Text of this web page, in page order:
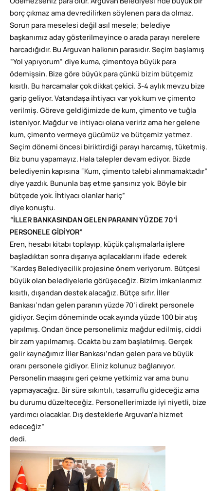
Ödemezseniz para olur. Arguvan Belediyesi’nde büyük bir
borç çıkmaz ama devredilirken söylenen para da olmaz.
Sorun para meselesi değil asıl mesele; belediye
başkanımız aday gösterilmeyince o arada parayı nerelere
harcadığıdır. Bu Arguvan halkının parasıdır. Seçim başlamış
“Yol yapıyorum” diye kuma, çimentoya büyük para
ödemişsin. Bize göre büyük para çünkü bizim bütçemiz
kısıtlı. Bu harcamalar çok dikkat çekici. 3-4 aylık mevzu bize
garip geliyor. Vatandaşa ihtiyacı var yok kum ve çimento
verilmiş. Göreve geldiğimizde de kum, çimento ve tuğla
isteniyor. Mağdur ve ihtiyacı olana veririz ama her gelene
kum, çimento vermeye gücümüz ve bütçemiz yetmez.
Seçim dönemi öncesi biriktirdiği parayı harcamış, tüketmiş.
Biz bunu yapamayız. Hala talepler devam ediyor. Bizde
belediyenin kapısına “Kum, çimento talebi alınmamaktadır”
diye yazdık. Bununla baş etme şansınız yok. Böyle bir
bütçede yok. İhtiyacı olanlar hariç”
diye konuştu.
“İLLER BANKASINDAN GELEN PARANIN YÜZDE 70’İ
PERSONELE GİDİYOR”
Eren, hesabı kitabı toplayıp, küçük çalışmalarla işlere
başladıktan sonra dışarıya açılacaklarını ifade ederek
“Kardeş Belediyecilik projesine önem veriyorum. Bütçesi
büyük olan belediyelerle görüşeceğiz. Bizim imkanlarımız
kısıtlı, dışarıdan destek alacağız. Bütçe sıfır. İller
Bankası’ndan gelen paranın yüzde 70’i direkt personele
gidiyor. Seçim döneminde ocak ayında yüzde 100 bir atış
yapılmış. Ondan önce personelimiz mağdur edilmiş, ciddi
bir zam yapılmamış. Ocakta bu zam başlatılmış. Gerçek
gelir kaynağımız İller Bankası’ndan gelen para ve büyük
oranı personele gidiyor. Eliniz kolunuz bağlanıyor.
Personelin maaşını geri çekme yetkimiz var ama bunu
yapmayacağız. Bir süre sıkıntılı, tasarruflu gideceğiz ama
bu durumu düzelteceğiz. Personellerimizde iyi niyetli, bize
yardımcı olacaklar. Dış desteklerle Arguvan’a hizmet
edeceğiz”
dedi.